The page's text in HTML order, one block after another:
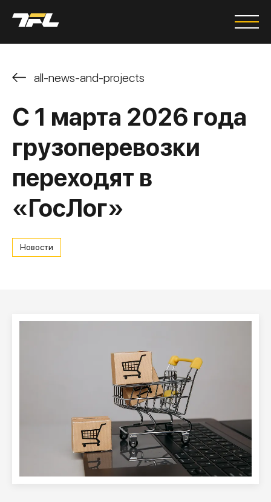
all-news-and-projects
С 1 марта 2026 года
грузоперевозки
переходят в
«ГосЛог»
Новости